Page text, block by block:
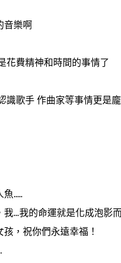
音樂啊
花費精神和時間的事情了
識歌手 作曲家等事情更是
.....
...我的命運就是化成泡影
，祝你們永遠幸福！